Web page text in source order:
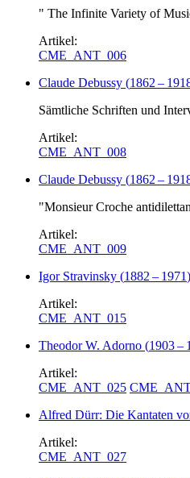
" The Infinite Variety of
Artikel:
CME_ANT_006
Claude Debussy (1862 –
Sämtliche Schriften und
Artikel:
CME_ANT_008
Claude Debussy (1862 –
"Monsieur Croche
Artikel:
CME_ANT_009
Igor Stravinsky (1882 – 1971)
Artikel:
CME_ANT_015
Theodor W. Adorno (1903–
Artikel:
CME_ANT_025
Alfred Dürr: Die Kantaten
Artikel:
CME_ANT_027